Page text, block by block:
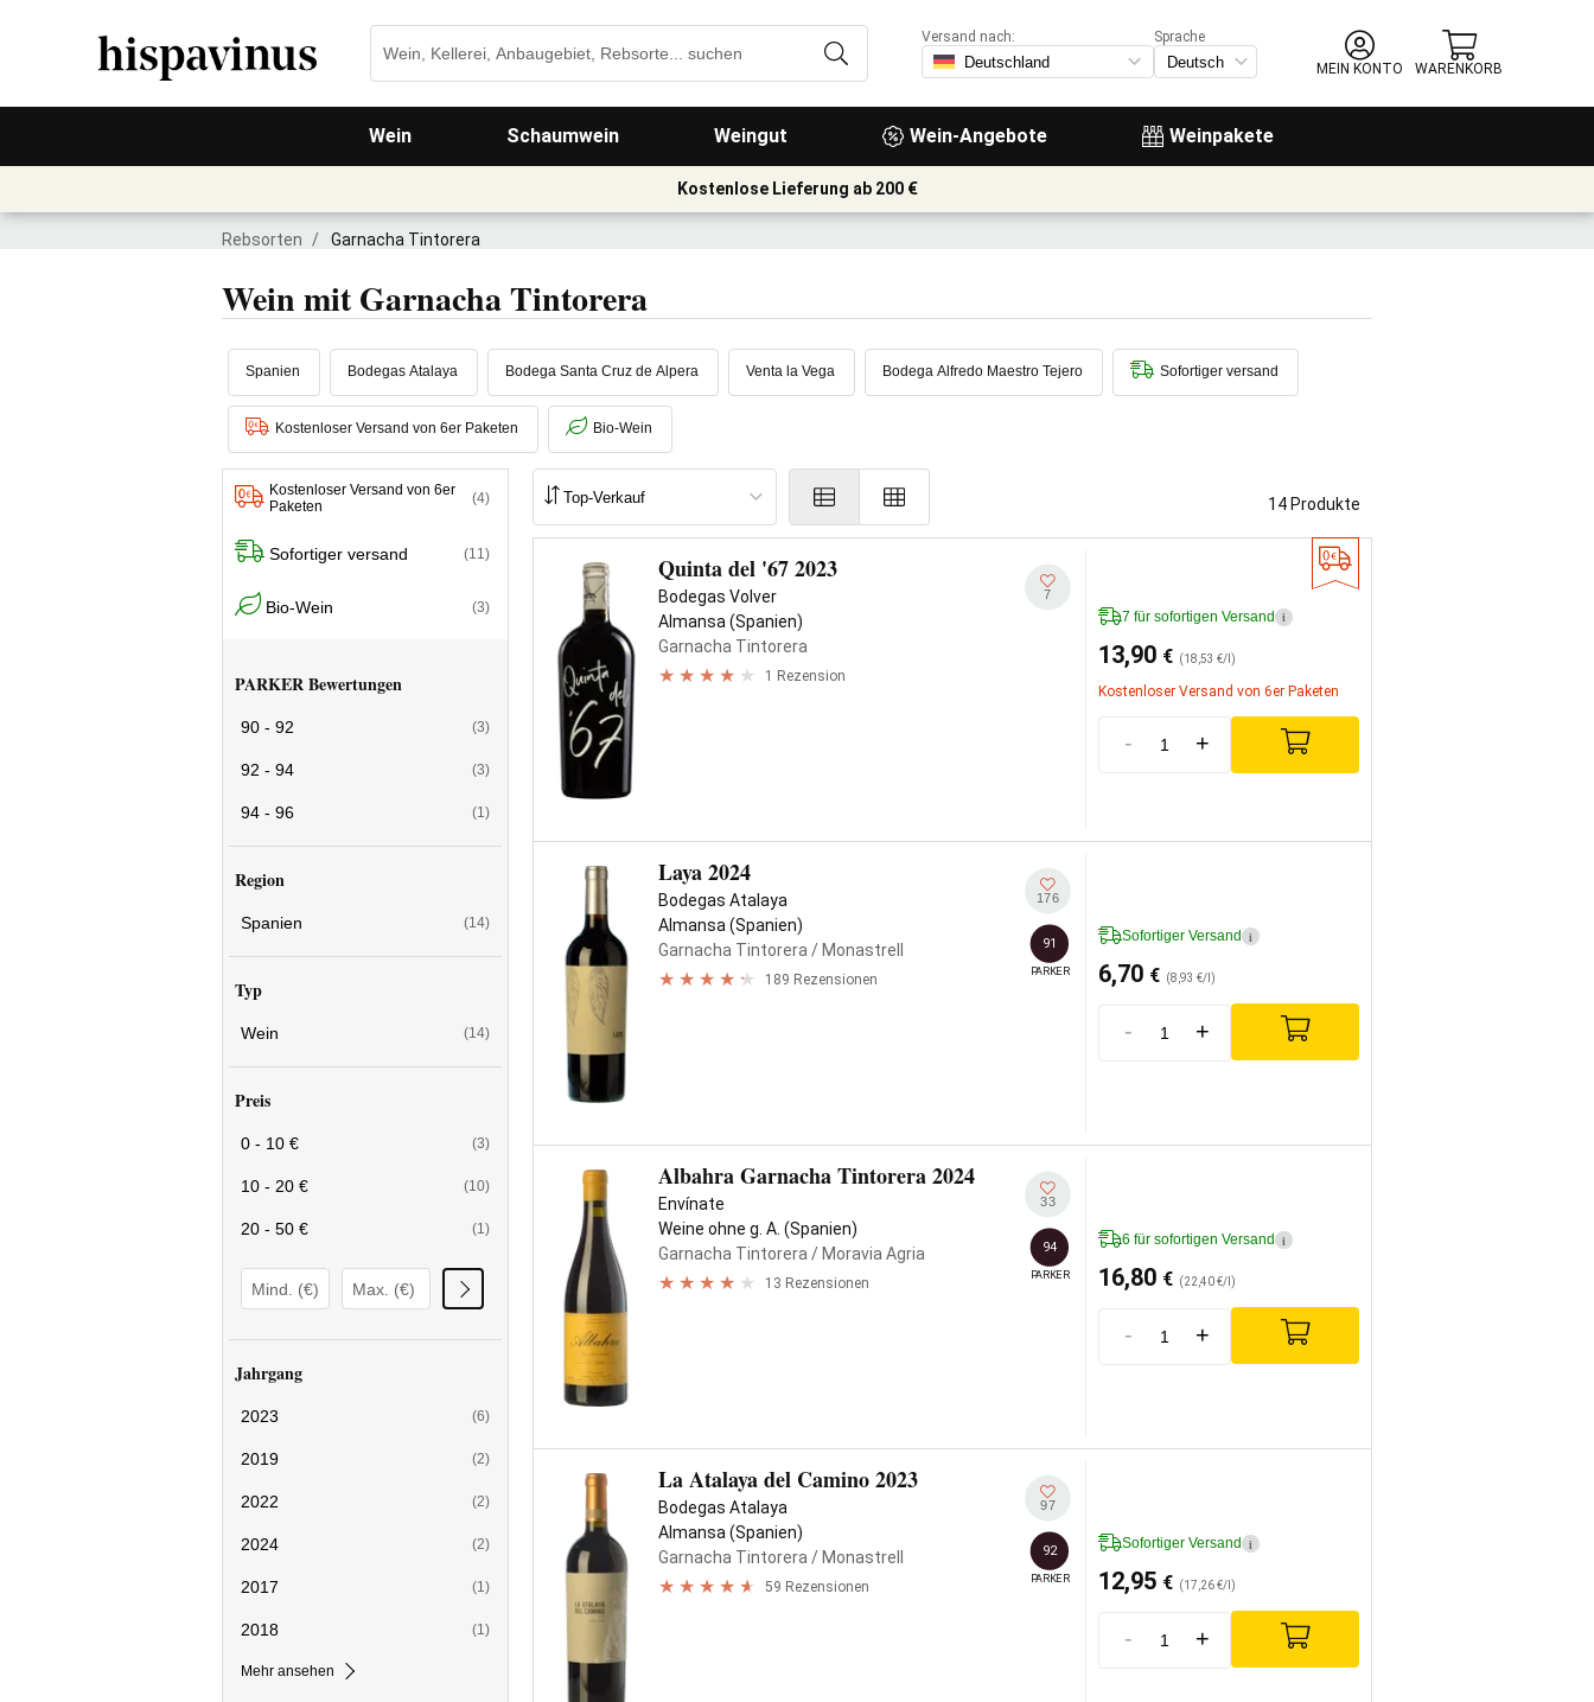
Wein Schaumwein Weingut Wein-Angebote Weinpakete
Versand nach:
Sprache
MEIN KONTO
WARENKORB
Kostenlose Lieferung ab 200 €
Rebsorten / Garnacha Tintorera
Wein mit Garnacha Tintorera
Spanien Bodegas Atalaya Bodega Santa Cruz de Alpera Venta la Vega Bodega Alfredo Maestro Tejero Sofortiger versand
Kostenloser Versand von 6er Paketen Bio-Wein
Kostenloser Versand von 6er
Paketen
(4)
Sofortiger versand (11)
Bio-Wein (3)
PARKER Bewertungen
90 - 92 (3)
92 - 94 (3)
94 - 96 (1)
Region
Spanien (14)
Typ
Wein (14)
Preis
0 - 10 € (3)
10 - 20 € (10)
20 - 50 € (1)
Jahrgang
2023 (6)
2019 (2)
2022 (2)
2024 (2)
2017 (1)
2018 (1)
Mehr ansehen
14 Produkte
Quinta del '67 2023
Bodegas Volver
Almansa (Spanien)
Garnacha Tintorera
1 Rezension
7
7 für sofortigen Versand i
13,90 € (18,53 €/l)
Kostenloser Versand von 6er Paketen
- +
Laya 2024
Bodegas Atalaya
Almansa (Spanien)
Garnacha Tintorera / Monastrell
189 Rezensionen
176
91
PARKER
Sofortiger Versand i
6,70 € (8,93 €/l)
- +
Albahra Garnacha Tintorera 2024
Envínate
Weine ohne g. A. (Spanien)
Garnacha Tintorera / Moravia Agria
13 Rezensionen
33
94
PARKER
6 für sofortigen Versand i
16,80 € (22,40 €/l)
- +
La Atalaya del Camino 2023
Bodegas Atalaya
Almansa (Spanien)
Garnacha Tintorera / Monastrell
59 Rezensionen
97
92
PARKER
Sofortiger Versand i
12,95 € (17,26 €/l)
- +